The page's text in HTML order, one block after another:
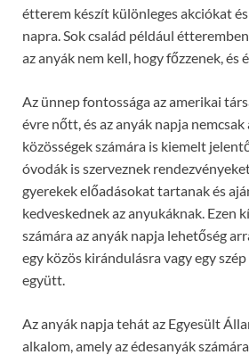
étterem készít különleges akciókat
napra. Sok család például
az anyák nem kell, hogy főzzenek, és
Az ünnep fontossága az amerikai
évre nőtt, és az anyák napja nemcsak
közösségek számára is kiemelt
óvodák is szerveznek
gyerekek előadásokat tartanak és
kedveskednek az anyukáknak. Ezen
számára az anyák napja lehetőség
egy közös kirándulásra vagy egy
együtt.
Az anyák napja tehát az Egyesült
alkalom, amely az édesanyák